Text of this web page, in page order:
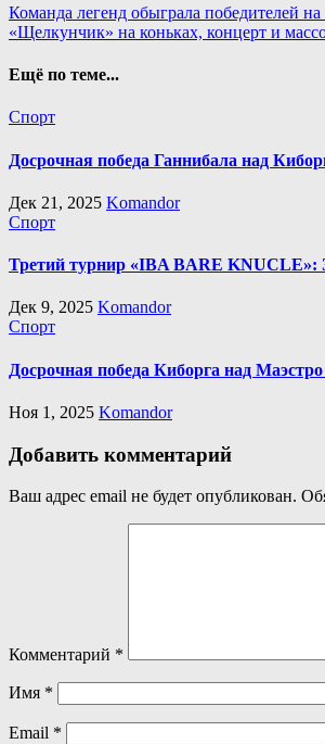
Навигация
по
записям
Команда легенд обыграла победителей
«Щелкунчик» на коньках, концерт и
Ещё по теме...
Спорт
Досрочная победа Ганнибала над
Дек 21, 2025 Komandor
Спорт
Третий турнир «IBA BARE KNUCLE»:
Дек 9, 2025 Komandor
Спорт
Досрочная победа Киборга над
Ноя 1, 2025 Komandor
Добавить комментарий
Ваш адрес email не будет опубликован.
Комментарий *
Имя *
Email *